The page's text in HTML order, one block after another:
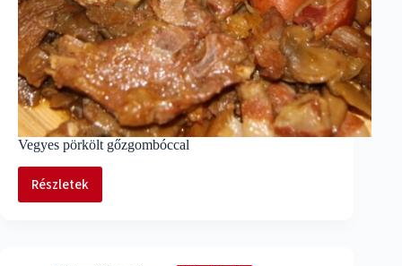
Vegyes pörkölt gőzgombóccal
Részletek
Vegyes